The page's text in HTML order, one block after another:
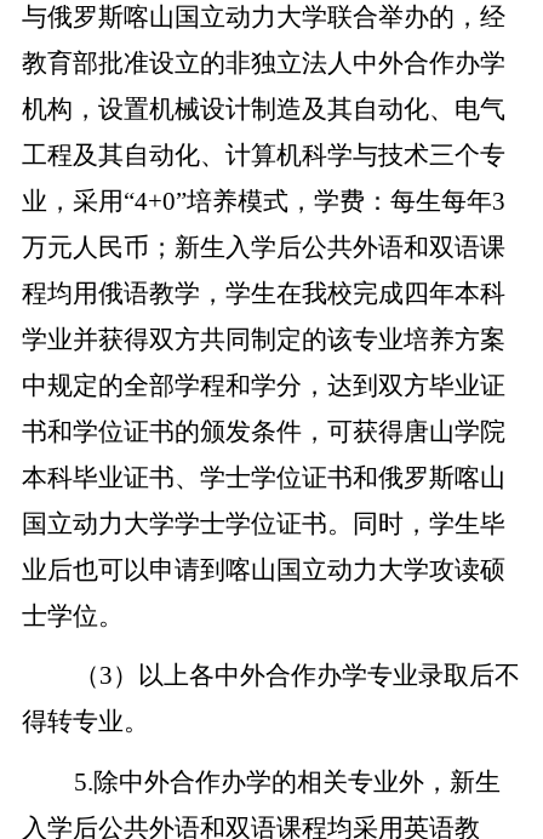
与俄罗斯喀山国立动力大学联合举办的，经
教育部批准设立的非独立法人中外合作办学
机构，设置机械设计制造及其自动化、电气
工程及其自动化、计算机科学与技术三个专
业，采用“4+0”培养模式，学费：每生每年3
万元人民币；新生入学后公共外语和双语课
程均用俄语教学，学生在我校完成四年本科
学业并获得双方共同制定的该专业培养方案
中规定的全部学程和学分，达到双方毕业证
书和学位证书的颁发条件，可获得唐山学院
本科毕业证书、学士学位证书和俄罗斯喀山
国立动力大学学士学位证书。同时，学生毕
业后也可以申请到喀山国立动力大学攻读硕
士学位。
（3）以上各中外合作办学专业录取后不
得转专业。
5.除中外合作办学的相关专业外，新生
入学后公共外语和双语课程均采用英语教